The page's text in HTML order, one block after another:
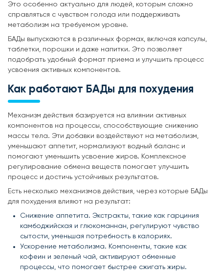
Это особенно актуально для людей, которым сложно
справляться с чувством голода или поддерживать
метаболизм на требуемом уровне.
БАДы выпускаются в различных формах, включая капсулы,
таблетки, порошки и даже напитки. Это позволяет
подобрать удобный формат приема и улучшить процесс
усвоения активных компонентов.
Как работают БАДы для похудения
Механизм действия базируется на влиянии активных
компонентов на процессы, способствующие снижению
массы тела. Эти добавки воздействуют на метаболизм,
уменьшают аппетит, нормализуют водный баланс и
помогают уменьшить усвоение жиров. Комплексное
регулирование обмена веществ помогает улучшить
процесс и достичь устойчивых результатов.
Есть несколько механизмов действия, через которые БАДы
для похудения влияют на результат:
Снижение аппетита. Экстракты, такие как гарциния
камбоджийская и глюкоманнан, регулируют чувство
сытости, уменьшая потребность в калориях.
Ускорение метаболизма. Компоненты, такие как
кофеин и зеленый чай, активируют обменные
процессы, что помогает быстрее сжигать жиры.